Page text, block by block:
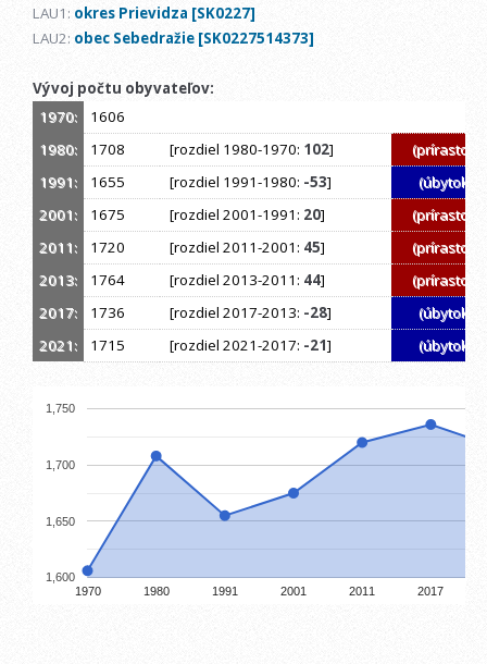
LAU1: okres Prievidza [SK0227]
LAU2: obec Sebedražie [SK0227514373]
Vývoj počtu obyvateľov:
1970:
1606
1980:
1708 [rozdiel 1980-1970: 102]
(prírastok)
1991:
1655 [rozdiel 1991-1980: -53]
(úbytok)
2001:
1675 [rozdiel 2001-1991: 20]
(prírastok)
2011:
1720 [rozdiel 2011-2001: 45]
(prírastok)
2013:
1764 [rozdiel 2013-2011: 44]
(prírastok)
2017:
1736 [rozdiel 2017-2013: -28]
(úbytok)
2021:
1715 [rozdiel 2021-2017: -21] (úbytok)
1970 1980 1991 2001 2011 2017
1,600
1,650
1,700
1,750